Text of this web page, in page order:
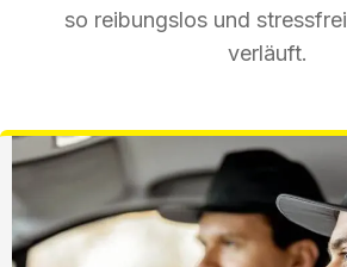
so reibungslos und
verläuft.